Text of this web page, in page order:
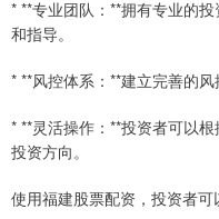
* **专业团队：**拥有专业的
和指导。
* **风控体系：**建立完善的
* **灵活操作：**投资者可以
投资方向。
使用福建股票配资，投资者可